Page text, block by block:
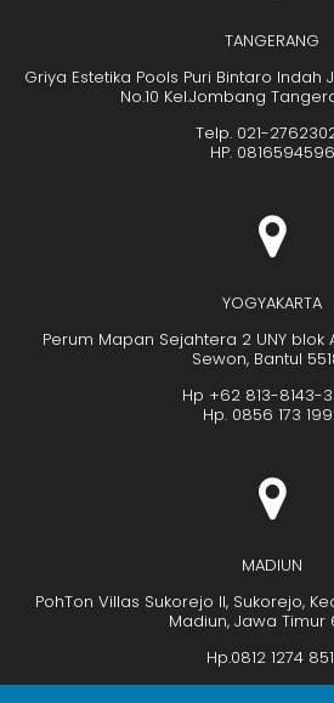
TANGERANG
Griya Estetika Pools Puri Bintaro Indah
No.10 Kel.Jombang
Telp. 021-
HP. 0816594596
YOGYAKARTA
Perum Mapan Sejahtera 2 UNY blok
Sewon, Bantul
Hp +62 813-8143-
Hp. 0856 173
MADIUN
PohTon Villas Sukorejo II, Sukorejo,
Madiun, Jawa Timur
Hp.0812 1274